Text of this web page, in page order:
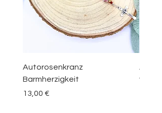
Autorosenkranz
Barmherzigkeit
Preis
13,00 €
vom